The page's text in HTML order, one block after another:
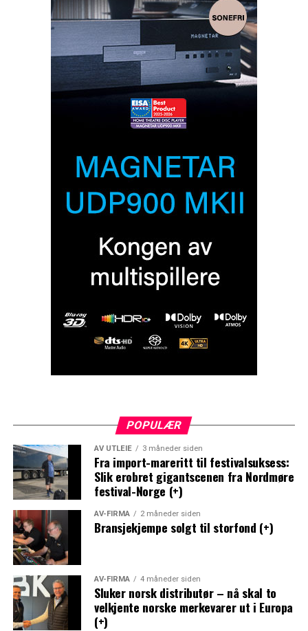
POPULÆR
AV UTLEIE 3 måneder siden
Fra import-mareritt til festivalsuksess:
Slik erobret gigantscenen fra Nordmøre
festival-Norge (+)
AV-FIRMA 2 måneder siden
Bransjekjempe solgt til storfond (+)
AV-FIRMA 4 måneder siden
Sluker norsk distributør – nå skal to
velkjente norske merkevarer ut i Europa
(+)